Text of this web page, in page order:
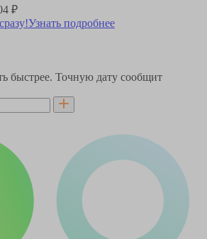
₽
Узнать подробнее
быстрее. Точную дату сообщит